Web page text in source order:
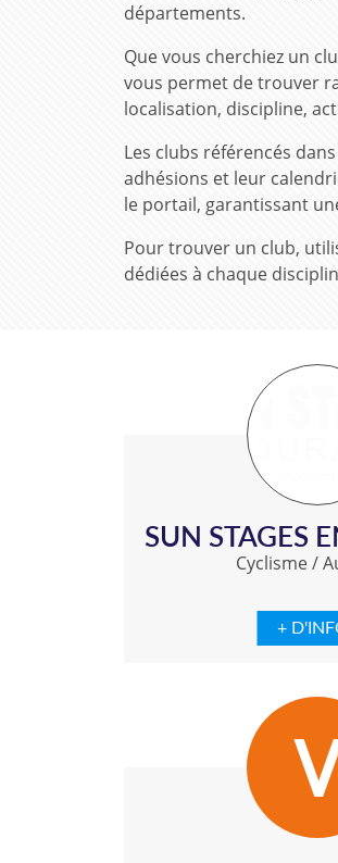
départements.
Que vous cherchiez un
vous permet de trouver
localisation, discipline,
Les clubs référencés
adhésions et leur
le portail, garantissant
Pour trouver un club,
dédiées à chaque
SUN STAGES
Cyclisme/
+